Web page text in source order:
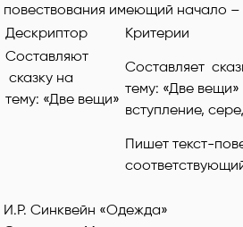
повествования имеющий начало
Дескриптор
Критерии
Составляют
сказку на
тему: «Две вещи»
Составляет
тему: «Две
вступление,
Пишет текст-
И.Р. Синквейн «Одежда»